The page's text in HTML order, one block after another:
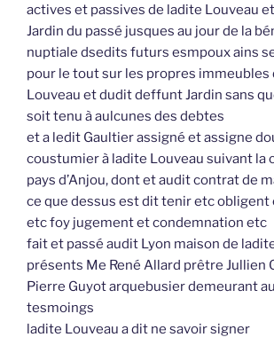
actives et passives de ladite Louveau
Jardin du passé jusques au jour de la
nuptiale dsedits futurs esmpoux ains
pour le tout sur les propres immeubles
Louveau et dudit deffunt Jardin sans
soit tenu à aulcunes des debtes
et a ledit Gaultier assigné et assigne
coustumier à ladite Louveau suivant la
pays d’Anjou, dont et audit contrat de
ce que dessus est dit tenir etc
etc foy jugement et condemnation etc
fait et passé audit Lyon maison de
présents Me René Allard prêtre Jullien
Pierre Guyot arquebusier demeurant
tesmoings
ladite Louveau a dit ne savoir signer